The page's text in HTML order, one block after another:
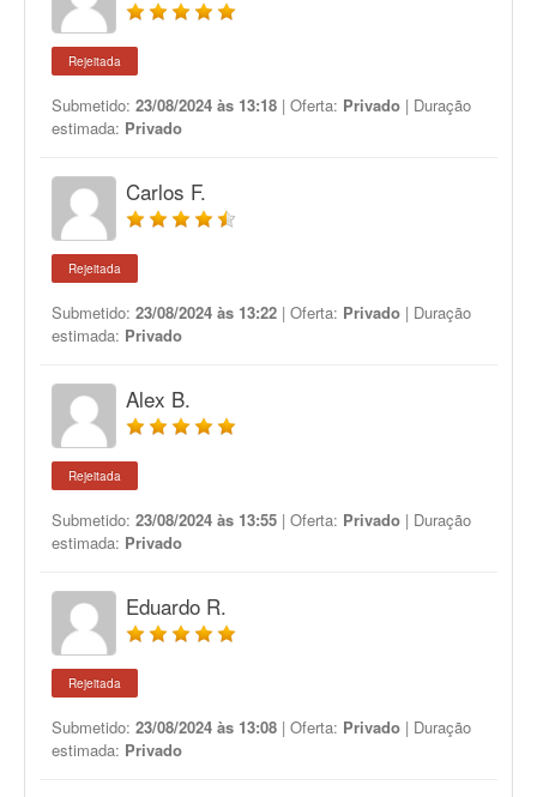
Rejeitada
Submetido: 23/08/2024 às 13:18 | Oferta: Privado | Duração
estimada: Privado
Carlos F.
Rejeitada
Submetido: 23/08/2024 às 13:22 | Oferta: Privado | Duração
estimada: Privado
Alex B.
Rejeitada
Submetido: 23/08/2024 às 13:55 | Oferta: Privado | Duração
estimada: Privado
Eduardo R.
Rejeitada
Submetido: 23/08/2024 às 13:08 | Oferta: Privado | Duração
estimada: Privado